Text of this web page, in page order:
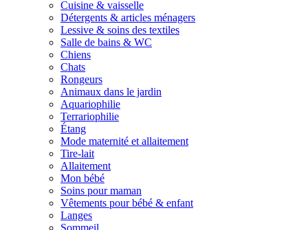
Cuisine & vaisselle
Détergents & articles ménagers
Lessive & soins des textiles
Salle de bains & WC
Chiens
Chats
Rongeurs
Animaux dans le jardin
Aquariophilie
Terrariophilie
Étang
Mode maternité et allaitement
Tire-lait
Allaitement
Mon bébé
Soins pour maman
Vêtements pour bébé & enfant
Langes
Sommeil